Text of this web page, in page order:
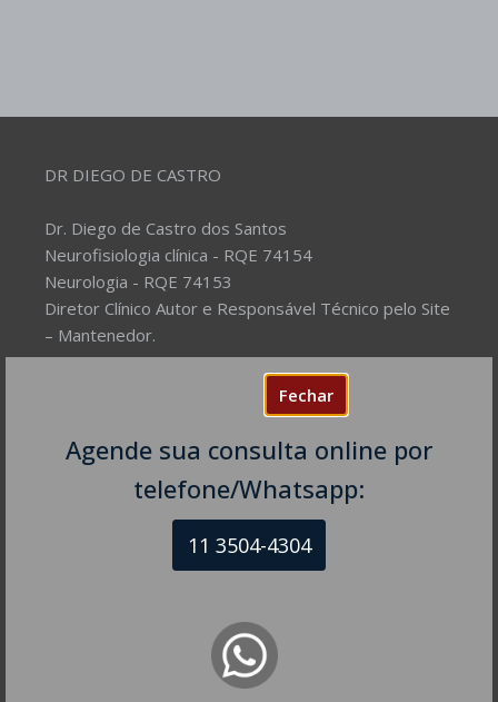
Fechar
Agende sua consulta online por
telefone/Whatsapp:
11 3504-4304
DR DIEGO DE CASTRO
Dr. Diego de Castro dos Santos
Neurofisiologia clínica - RQE 74154
Neurologia - RQE 74153
Diretor Clínico Autor e Responsável Técnico pelo Site
– Mantenedor.
Prover Soluções cada vez mais
completas de forma facilitada para a gestão da saúde
e o bem-estar das pessoas, com excelência,
humanidade e sustentabilidade. Destinado ao
público em geral.
NEUROLOGISTA EM SÃO PAULO – SP
R. Itapeva, 518 - sala 1301
Bela Vista - São Paulo - SP